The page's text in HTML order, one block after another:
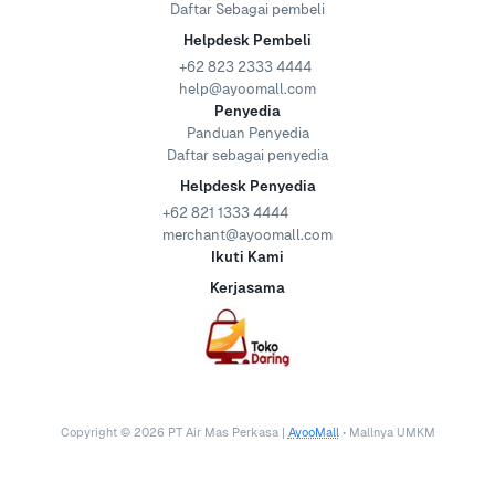
Daftar Sebagai pembeli
Helpdesk Pembeli
+62 823 2333 4444
help@ayoomall.com
Penyedia
Panduan Penyedia
Daftar sebagai penyedia
Helpdesk Penyedia
+62 821 1333 4444
merchant@ayoomall.com
Ikuti Kami
Kerjasama
Copyright © 2026 PT Air Mas Perkasa | AyooMall • Mallnya UMKM